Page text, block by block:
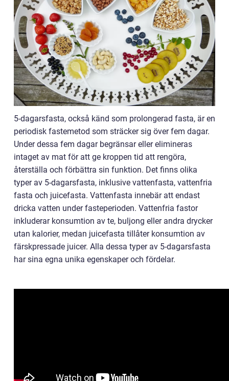
5-dagarsfasta, också känd som prolongerad fasta, är en
periodisk fastemetod som sträcker sig över fem dagar.
Under dessa fem dagar begränsar eller elimineras
intaget av mat för att ge kroppen tid att rengöra,
återställa och förbättra sin funktion. Det finns olika
typer av 5-dagarsfasta, inklusive vattenfasta, vattenfria
fasta och juicefasta. Vattenfasta innebär att endast
dricka vatten under fasteperioden. Vattenfria fastor
inkluderar konsumtion av te, buljong eller andra drycker
utan kalorier, medan juicefasta tillåter konsumtion av
färskpressade juicer. Alla dessa typer av 5-dagarsfasta
har sina egna unika egenskaper och fördelar.